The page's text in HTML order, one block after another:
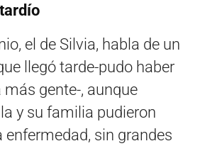
el de Silvia, habla de un
llegó tarde-pudo haber
gente-, aunque
y su familia pudieron
enfermedad, sin grandes